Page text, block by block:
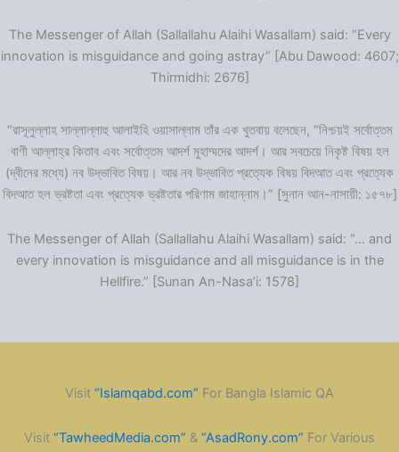
The Messenger of Allah (Sallallahu Alaihi Wasallam) said: “Every
innovation is misguidance and going astray” [Abu Dawood: 4607;
Thirmidhi: 2676]
“রাসূলুল্লাহ সাল্লাল্লাহু আলাইহি ওয়াসাল্লাম তাঁর এক খুতবায় বলেছেন, “নিশ্চয়ই সর্বোত্তম
বাণী আল্লাহ্‌র কিতাব এবং সর্বোত্তম আদর্শ মুহাম্মদের আদর্শ। আর সবচেয়ে নিকৃষ্ট বিষয় হল
(দ্বীনের মধ্যে) নব উদ্ভাবিত বিষয়। আর নব উদ্ভাবিত প্রত্যেক বিষয় বিদআত এবং প্রত্যেক
বিদআত হল ভ্রষ্টতা এবং প্রত্যেক ভ্রষ্টতার পরিণাম জাহান্নাম।” [সুনান আন-নাসায়ী: ১৫৭৮]
The Messenger of Allah (Sallallahu Alaihi Wasallam) said: “… and
every innovation is misguidance and all misguidance is in the
Hellfire.” [Sunan An-Nasa’i: 1578]
Visit “Islamqabd.com” For Bangla Islamic QA
Visit “TawheedMedia.com” & “AsadRony.com” For Various